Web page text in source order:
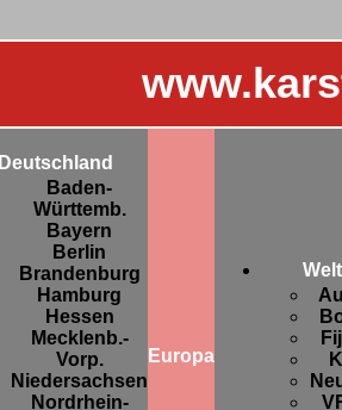
Deutschland
Baden-
Württemb.
Bayern
Berlin
Brandenburg
Hamburg
Hessen
Mecklenb.-
Vorp.
Niedersachsen
Nordrhein-
Europa